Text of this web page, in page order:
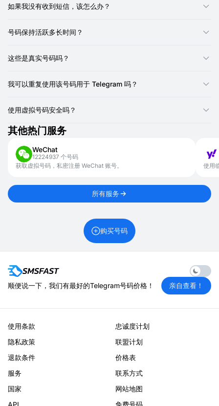
代码，并正确输入到 Telegram 中。同时，确保您使用的号码仍然
有效且在有效期内。
如果问题仍然存在，该号码可能已被 Telegram 标记。在这种情况
下，我们建议简单地租用一个新的临时电话号码并重复注册过程。
如果我没有收到短信，该怎么办？
请求重发：在 Telegram 界面上，查找重新发送代码的选项。这
确保您正在主动查看您租用的特定虚拟号码的SMSFAST界面，
因为短信将显示在那里。
容问题。我们建议取消当前号码（如果未收到短信，通常不会扣
号码保持活跃多长时间？
时间接收验证码并完成注册。
这些是真实号码吗？
各种服务上注册。
我可以重复使用该号码用于 Telegram 吗？
计用于一次性短信验证。如果您需要注册另一个账户，您将需要来
自新虚拟号码的新代码。
使用虚拟号码安全吗？
是的，它是安全的。将SMSFAST号码用于 Telegram 等服务可显著
增强您的隐私和安全性。这使您可以避免暴露个人号码。
其他热门服务
WeChat
12224937 个号码
获取虚拟号码，私密注册 WeChat 账号。
使用
所有服务
购买号码
Enable
顺便说一下，我们有最好的Telegram号码价格！ 亲自查看！
使用条款
忠诚度计划
隐私政策
联盟计划
退款条件
价格表
服务
联系方式
国家
网站地图
API
免费号码